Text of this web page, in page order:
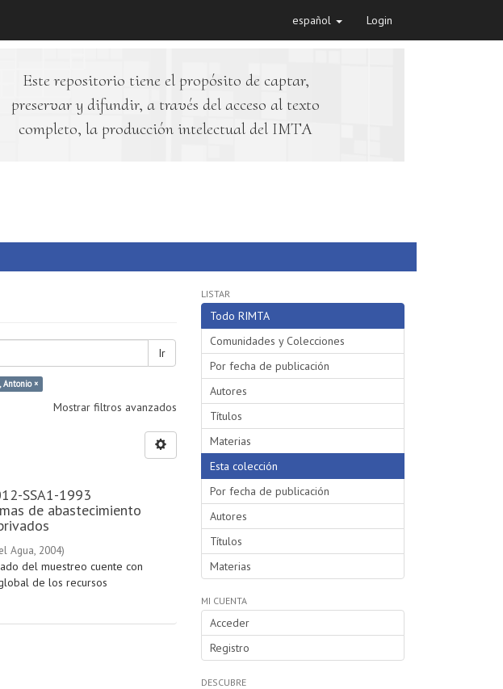
español Login
Este repositorio tiene el propósito de captar,
preservar y difundir, a través del acceso al texto
completo, la producción intelectual del IMTA
Ir
Antonio ×
Mostrar filtros avanzados
SSA1-1993
de abastecimiento
Agua, 2004)
del muestreo cuente con
de los recursos
LISTAR
Todo RIMTA
Comunidades y Colecciones
Por fecha de publicación
Autores
Títulos
Materias
Esta colección
Por fecha de publicación
Autores
Títulos
Materias
MI CUENTA
Acceder
Registro
DESCUBRE